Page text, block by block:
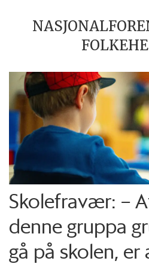
Skolefravær: –
denne gruppa
gå på skolen, er